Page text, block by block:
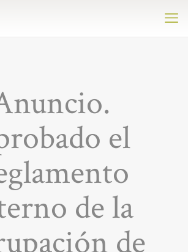
el
de la
de